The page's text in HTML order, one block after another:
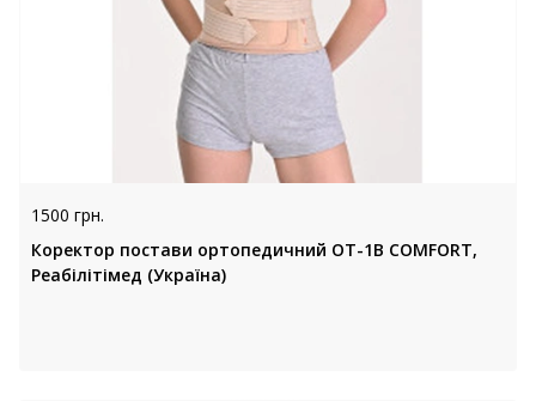
1500 грн.
Коректор постави ортопедичний ОТ-1В COMFORT,
Реабілітімед (Україна)